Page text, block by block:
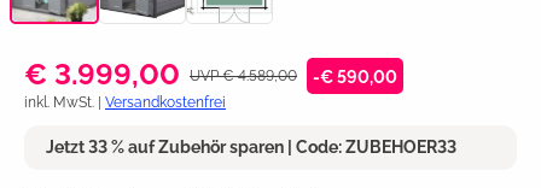
€ 3.999,00 UVP € 4.589,00 -€ 590,00
inkl. MwSt. | Versandkostenfrei
Jetzt 33 % auf Zubehör sparen | Code: ZUBEHOER33